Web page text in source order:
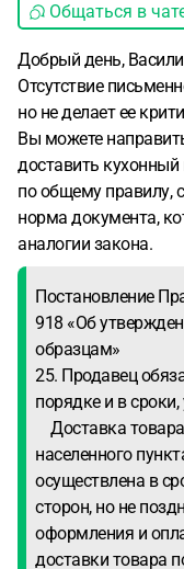
Общаться в
Добрый день,
Отсутствие
но не делает ее
Вы можете
доставить
по общему правилу,
норма документа,
аналогии закона.
Постановление
918 «Об
образцам»
25. Продавец
порядке и в
Доставка
населенного
осуществлена в
сторон, но не
оформления и
доставки товара